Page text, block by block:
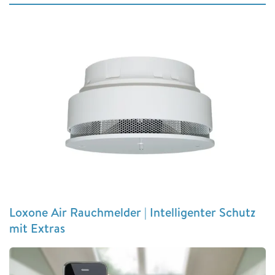
Loxone Air Rauchmelder | Intelligenter Schutz
mit Extras